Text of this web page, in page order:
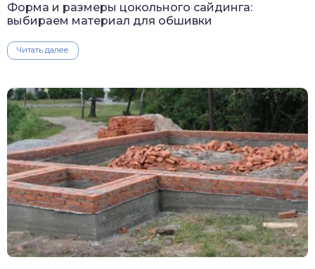
Форма и размеры цокольного сайдинга:
выбираем материал для обшивки
Читать далее